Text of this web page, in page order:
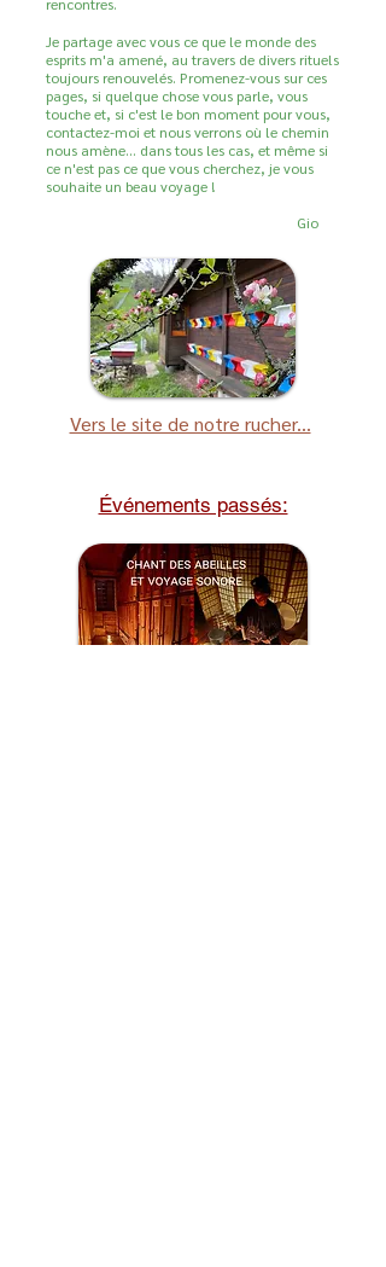
Je partage avec vous ce que le monde des
esprits m'a amené, au travers de divers rituels
toujours renouvelés. Promenez-vous sur ces
pages, si quelque chose vous parle, vous
touche et, si c'est le bon moment pour vous,
contactez-moi et nous verrons où le chemin
nous amène... dans tous les cas, et même si
ce n'est pas ce que vous cherchez, je vous
souhaite un beau voyage !
Gio
Vers le site de notre rucher...
Événements passés: